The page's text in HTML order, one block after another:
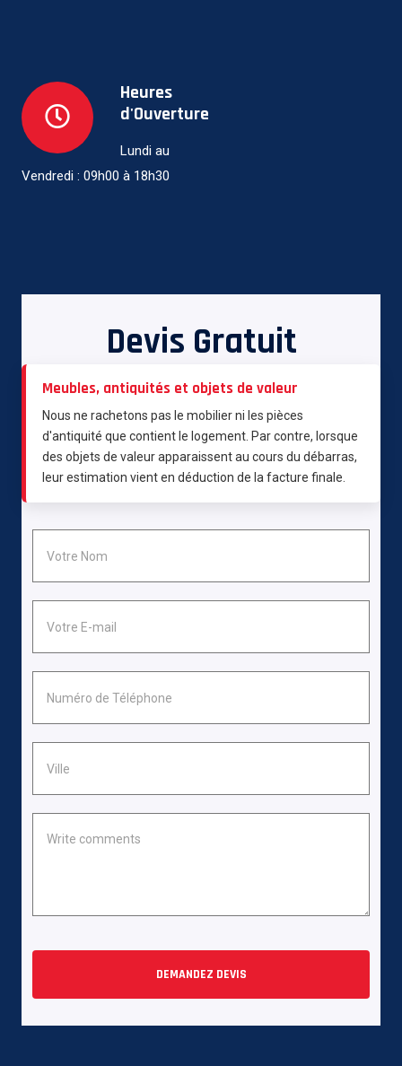
Heures
d'Ouverture
Lundi au
Vendredi : 09h00 à 18h30
Devis Gratuit
Meubles, antiquités et objets de valeur
Nous ne rachetons pas le mobilier ni les pièces
d'antiquité que contient le logement. Par contre, lorsque
des objets de valeur apparaissent au cours du débarras,
leur estimation vient en déduction de la facture finale.
DEMANDEZ DEVIS